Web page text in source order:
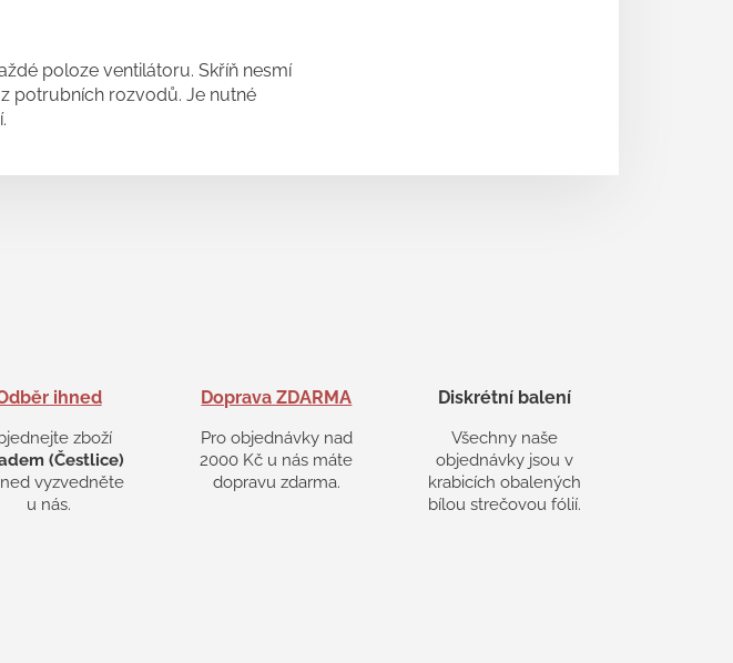
ihned
zboží
(Čestlice)
vyzvedněte
u nás.
Doprava ZDARMA
Pro objednávky nad
2000 Kč u nás máte
dopravu zdarma.
Diskrétní balení
Všechny naše
objednávky jsou v
krabicích obalených
bílou strečovou fólií.
poloze ventilátoru. Skříň nesmí
potrubních rozvodů. Je nutné